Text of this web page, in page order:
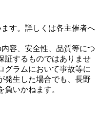
す。詳しくは各主催者へ
容、安全性、品質等につ
証するものではありませ
グラムにおいて事故等に
発生した場合でも、長野
いかねます。